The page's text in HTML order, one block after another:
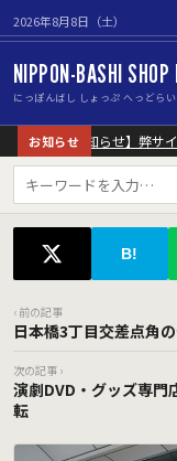
2026年8月8日（土）
NIPPON-BASHI SHOP
にっぽんばし しょっぷ へっどら
お知らせ
【重要なお知らせ】弊サイ
B!
‹ 前の記事
日本橋3丁目交差点角
次の記事 ›
演劇DVD・グッズ専門
転